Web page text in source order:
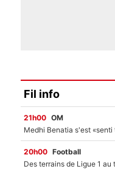
Fil info
21h00 OM
20h00 Football